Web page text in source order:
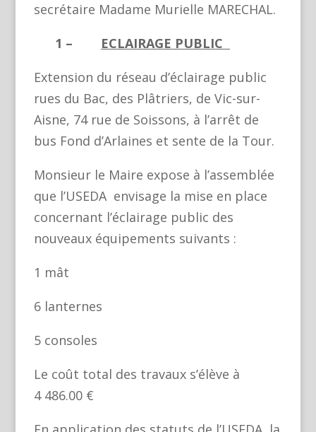
secrétaire Madame Murielle MARECHAL.
1 – ECLAIRAGE PUBLIC
Extension du réseau d’éclairage public
rues du Bac, des Plâtriers, de Vic-sur-
Aisne, 74 rue de Soissons, à l’arrêt de
bus Fond d’Arlaines et sente de la Tour.
Monsieur le Maire expose à l’assemblée
que l’USEDA envisage la mise en place
concernant l’éclairage public des
nouveaux équipements suivants :
1 mât
6 lanternes
5 consoles
Le coût total des travaux s’élève à
4 486.00 €